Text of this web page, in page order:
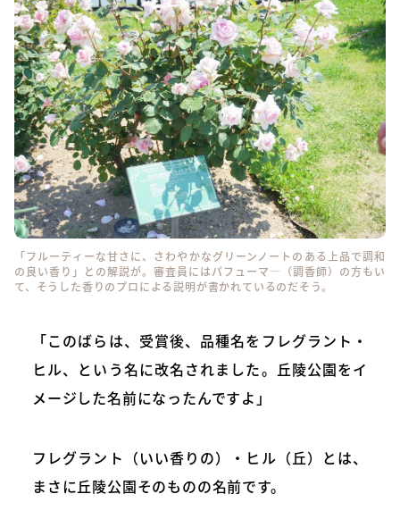
「フルーティーな甘さに、さわやかなグリーンノートのある上品で調和
の良い香り」との解説が。審査員にはパフューマ―（調香師）の方もい
て、そうした香りのプロによる説明が書かれているのだそう。
「このばらは、受賞後、品種名をフレグラント・
ヒル、という名に改名されました。丘陵公園をイ
メージした名前になったんですよ」
フレグラント（いい香りの）・ヒル（丘）とは、
まさに丘陵公園そのものの名前です。